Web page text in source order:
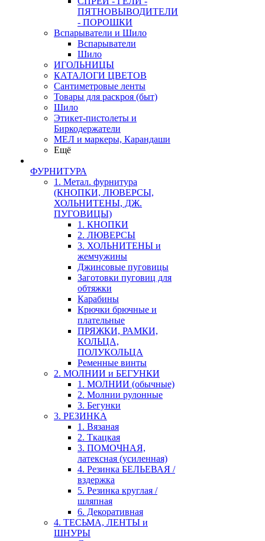
ПЯТНОВЫВОДИТЕЛИ
- ПОРОШКИ
Вспарыватели и Шило
Вспарыватели
Шило
ИГОЛЬНИЦЫ
КАТАЛОГИ ЦВЕТОВ
Сантиметровые ленты
Товары для раскроя (быт)
Шило
Этикет-пистолеты и
Биркодержатели
МЕЛ и маркеры, Карандаши
Ещё
ФУРНИТУРА
1. Метал. фурнитура
(КНОПКИ, ЛЮВЕРСЫ,
ХОЛЬНИТЕНЫ, ДЖ.
ПУГОВИЦЫ)
1. КНОПКИ
2. ЛЮВЕРСЫ
3. ХОЛЬНИТЕНЫ и
жемчужины
Джинсовые пуговицы
Заготовки пуговиц для
обтяжки
Карабины
Крючки брючные и
плательные
ПРЯЖКИ, РАМКИ,
КОЛЬЦА,
ПОЛУКОЛЬЦА
Ременные винты
2. МОЛНИИ и БЕГУНКИ
1. МОЛНИИ (обычные)
2. Молнии рулонные
3. Бегунки
3. РЕЗИНКА
1. Вязаная
2. Ткацкая
3. ПОМОЧНАЯ,
латексная (усиленная)
4. Резинка БЕЛЬЕВАЯ /
вздержка
5. Резинка круглая /
шляпная
6. Декоративная
4. ТЕСЬМА, ЛЕНТЫ и
ШНУРЫ